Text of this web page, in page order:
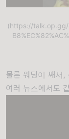
(https://talk.op.gg/
물론 워딩이 쌔서,
여러 뉴스에서도